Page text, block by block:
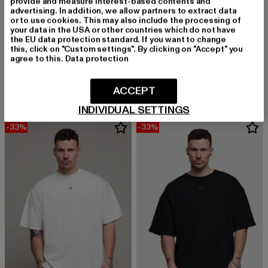
DISTORTED PEOPLE
Graphic Blades
Derzeitiger Preis: 33,99 EURAktionspreis: 49,99 EUR
DISTORTED PEOPLE
33,99 EUR
Derzeitiger Preis: 33,99 EUR
-33% -33%
advertising. In addition, we allow partners to extract data
or to use cookies. This may also include the processing of
your data in the USA or other countries which do not have
the EU data protection standard. If you want to change
this, click on "Custom settings". By clicking on "Accept" you
agree to this. Data protection
INDIVIDUAL SETTINGS
ACCEPT